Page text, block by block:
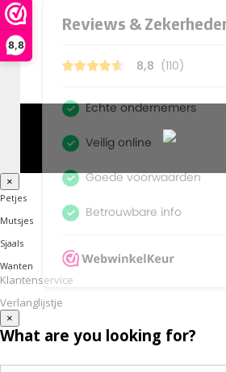
8,8
×
Petjes
Mutsjes
Sjaals
Wanten
Klantenservice
Verlanglijstje
×
What are you looking for?